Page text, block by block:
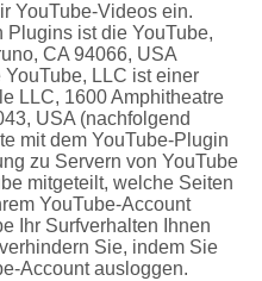
YouTube-Videos ein.
Plugins ist die YouTube,
CA 94066, USA
YouTube, LLC ist einer
LLC, 1600 Amphitheatre
USA (nachfolgend
mit dem YouTube-Plugin
zu Servern von YouTube
mitgeteilt, welche Seiten
YouTube-Account
Ihr Surfverhalten Ihnen
Sie, indem Sie
Account ausloggen.